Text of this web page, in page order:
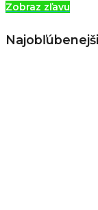
Zobraz zľavu